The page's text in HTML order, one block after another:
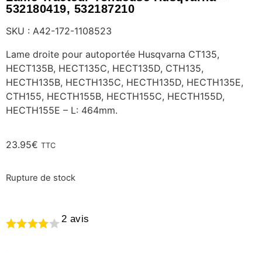
532180419, 532187210
SKU : A42-172-1108523
Lame droite pour autoportée Husqvarna CT135,
HECT135B, HECT135C, HECT135D, CTH135,
HECTH135B, HECTH135C, HECTH135D, HECTH135E,
CTH155, HECTH155B, HECTH155C, HECTH155D,
HECTH155E – L: 464mm.
23.95€ TTC
Rupture de stock
2 avis